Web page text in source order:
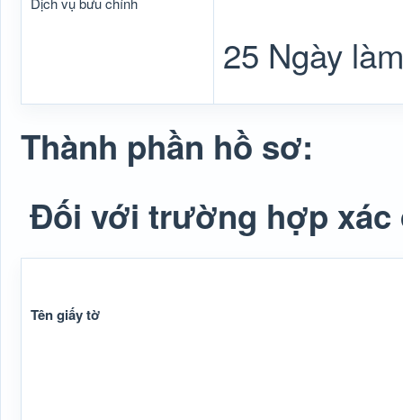
25 Ngày
Thành phần hồ sơ:
Đối với trường hợp xác
Tên giấy tờ